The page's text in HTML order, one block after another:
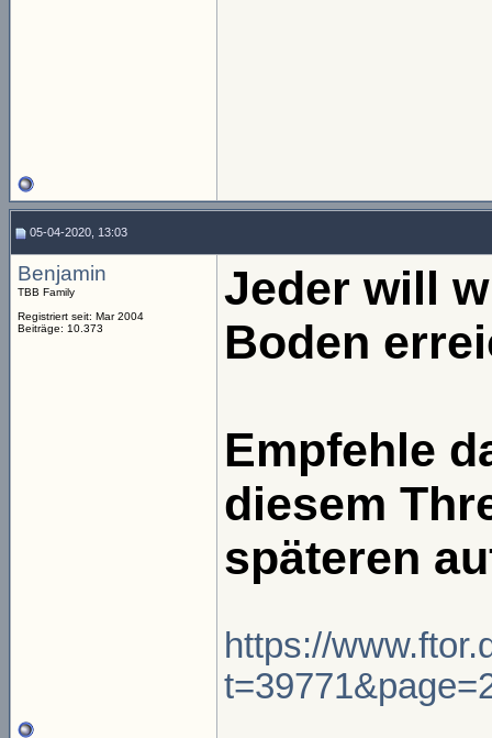
05-04-2020, 13:03
Benjamin
TBB Family
Registriert seit: Mar 2004
Beiträge: 10.373
Jeder will
Boden
Empfehle
diesem
späteren
https://